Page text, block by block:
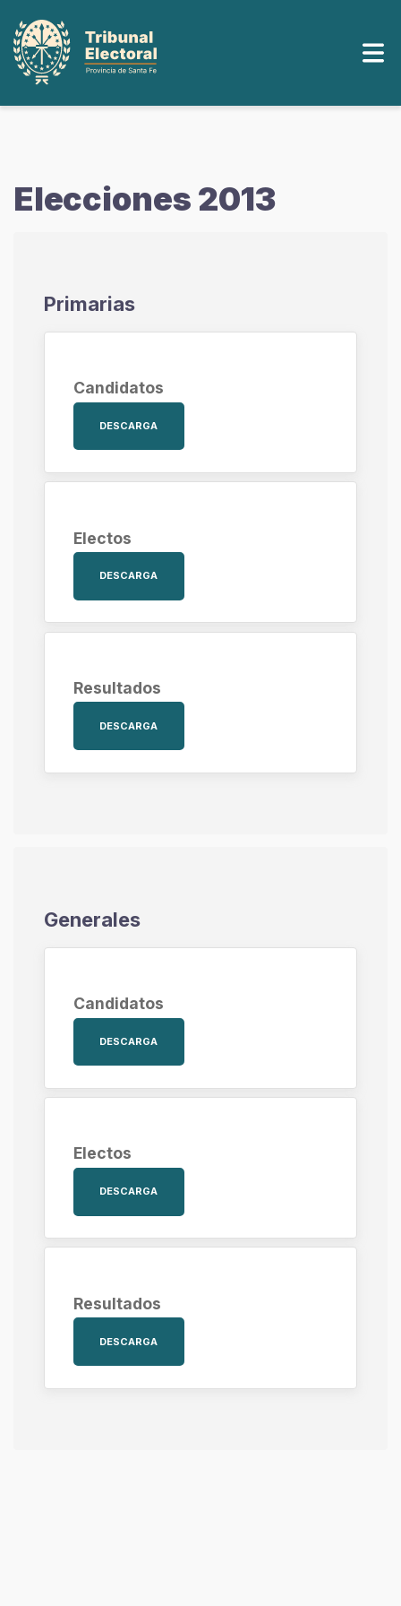
Elecciones 2013
Primarias
Candidatos
DESCARGA
Electos
DESCARGA
Resultados
DESCARGA
Generales
Candidatos
DESCARGA
Electos
DESCARGA
Resultados
DESCARGA